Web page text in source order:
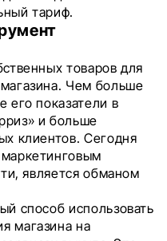
тариф.
товаров для
Чем больше
его показатели в
и больше
клиентов. Сегодня
является обманом
способ использовать
магазина на